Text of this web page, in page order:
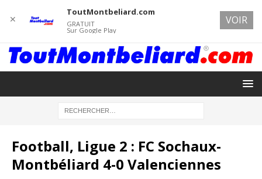
Football, Ligue 2 : FC Sochaux-
Montbéliard 4-0 Valenciennes
✕
ToutMontbeliard.com
GRATUIT
Sur Google Play
VOIR